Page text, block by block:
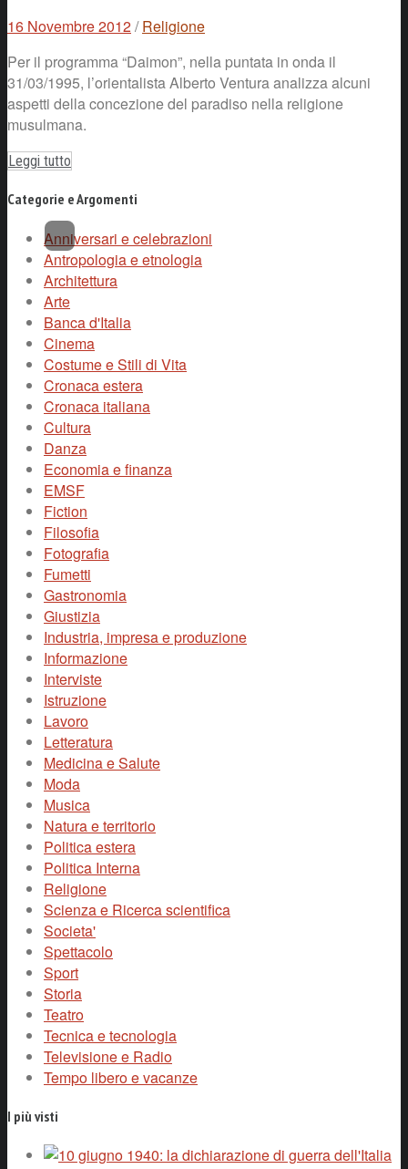
16 Novembre 2012/ Religione
Per il programma “Daimon”, nella puntata in onda il
31/03/1995, l’orientalista Alberto Ventura analizza alcuni
aspetti della concezione del paradiso nella religione
musulmana.
Leggi tutto
Categorie e Argomenti
Anniversari e celebrazioni
Antropologia e etnologia
Architettura
Arte
Banca d'Italia
Cinema
Costume e Stili di Vita
Cronaca estera
Cronaca italiana
Cultura
Danza
Economia e finanza
EMSF
Fiction
Filosofia
Fotografia
Fumetti
Gastronomia
Giustizia
Industria, impresa e produzione
Informazione
Interviste
Istruzione
Lavoro
Letteratura
Medicina e Salute
Moda
Musica
Natura e territorio
Politica estera
Politica Interna
Religione
Scienza e Ricerca scientifica
Societa'
Spettacolo
Sport
Storia
Teatro
Tecnica e tecnologia
Televisione e Radio
Tempo libero e vacanze
I più visti